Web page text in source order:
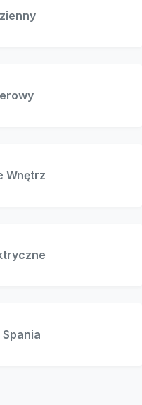
Wnętrz